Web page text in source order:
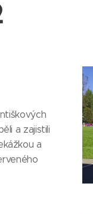
a zajistili
a